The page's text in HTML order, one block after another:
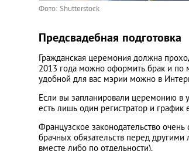
Фото: Shutterstock
Предсвадебная подготовка
Гражданская церемония должна
2013 года можно оформить брак и по
удобной для вас мэрии можно в
Если вы запланировали церемонию в
есть лишь один регистратор и график
Французское законодательство
брачных обязательств перед
вместе либо по отдельности).